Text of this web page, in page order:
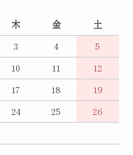
木 金
土
3 4
5
10 11
12
17 18
19
24 25
26